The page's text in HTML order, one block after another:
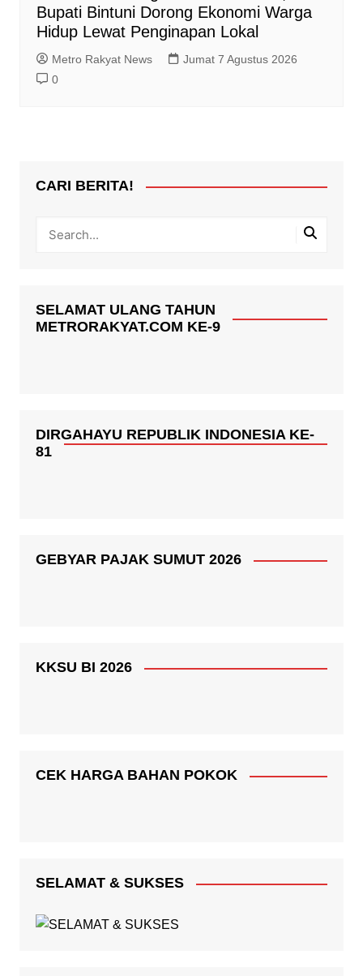
Bupati Bintuni Dorong Ekonomi Warga
Hidup Lewat Penginapan Lokal
Metro Rakyat News
Jumat 7 Agustus 2026
0
CARI BERITA!
SELAMAT ULANG TAHUN
METRORAKYAT.COM KE-9
DIRGAHAYU REPUBLIK INDONESIA KE-
81
GEBYAR PAJAK SUMUT 2026
KKSU BI 2026
CEK HARGA BAHAN POKOK
SELAMAT & SUKSES